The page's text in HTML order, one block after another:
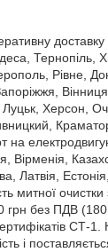
Тернопіль,
Рівне,
Вінниця,
Луцьк, Херсон,
на
Вірменія,
Латвія,
митної
грн без ПДВ
СТ-1.
і